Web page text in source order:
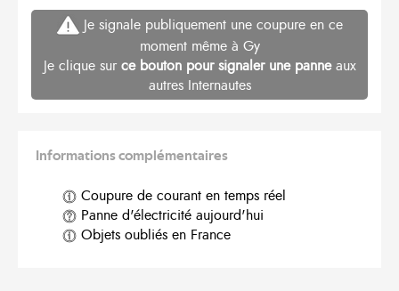
Je signale publiquement une coupure en ce
moment même à Gy
Je clique sur ce bouton pour signaler une panneaux
autres Internautes
Informations complémentaires
Coupure de courant en temps réel
Panne d'électricité aujourd'hui
Objets oubliés en France